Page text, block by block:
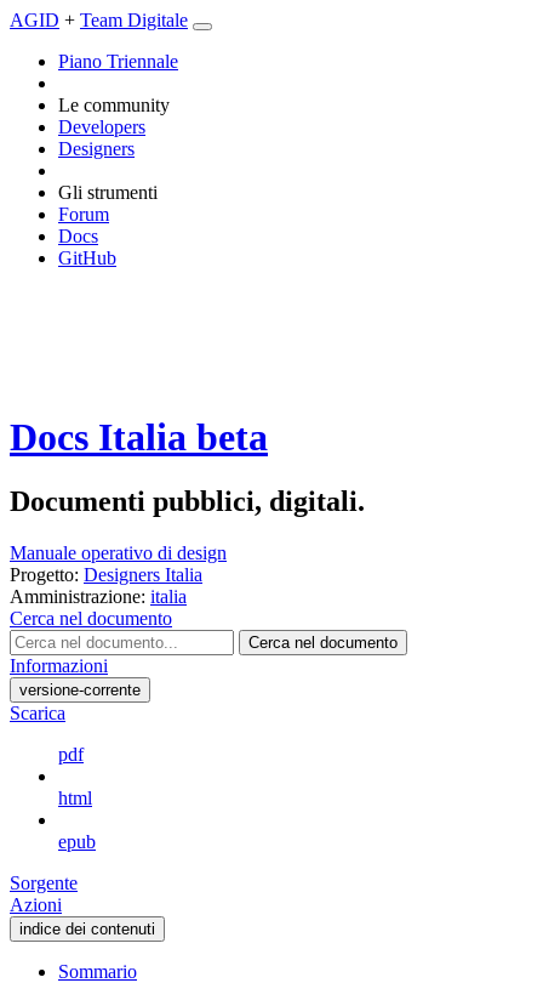
AGID + Team Digitale
Piano Triennale
Le community
Developers
Designers
Gli strumenti
Forum
Docs
GitHub
Docs Italia beta
Documenti pubblici, digitali.
Manuale operativo di design
Progetto: Designers Italia
Amministrazione: italia
Cerca nel documento
Cerca nel documento
Informazioni
versione-corrente
Scarica
pdf
html
epub
Sorgente
Azioni
indice dei contenuti
Sommario